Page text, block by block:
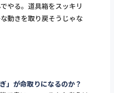
やる。道具箱をスッキリ
動きを取り戻そうじゃな
」が命取りになるのか？